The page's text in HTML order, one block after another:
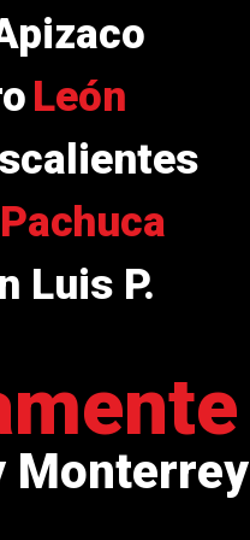
León
Pachuca
Luis P.
Monterrey